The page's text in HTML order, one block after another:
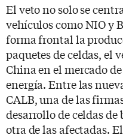
El veto no solo se
vehículos como NIO y
forma frontal la
paquetes de celdas, el
China en el mercado
energía. Entre las
CALB, una de las
desarrollo de celdas
otra de las afectadas.